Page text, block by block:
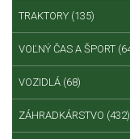
TRAKTORY (135)
VOĽNÝ ČAS A ŠPORT
VOZIDLÁ (68)
ZÁHRADKÁRSTVO (432)